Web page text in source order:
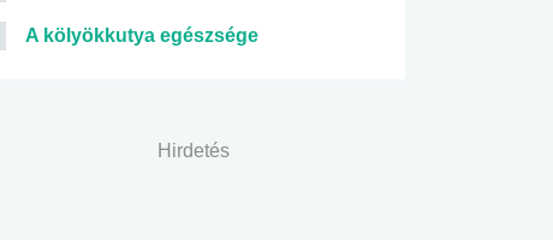
A kölyökkutya egészsége
Hirdetés